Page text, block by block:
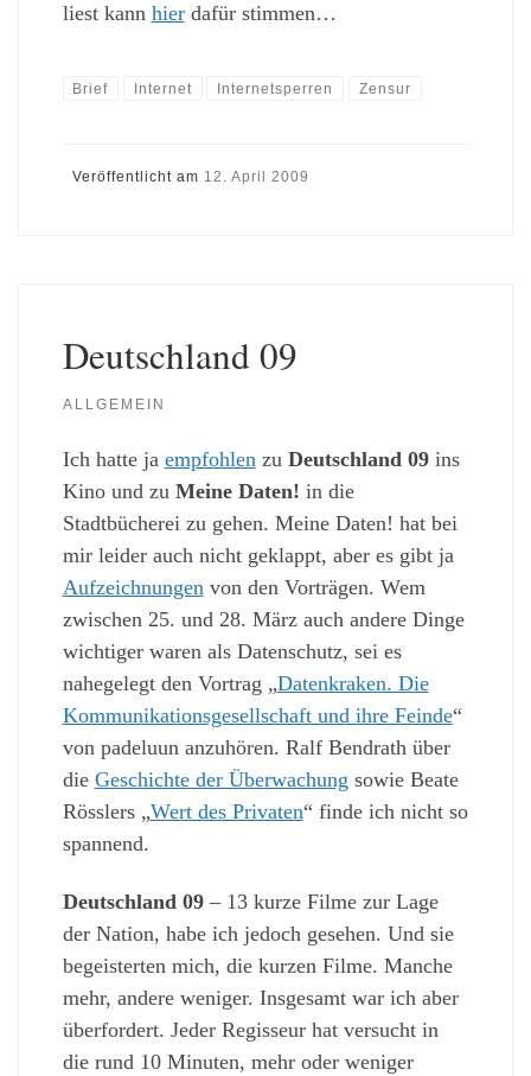
liest kann hierdafür stimmen…
Brief Internet Internetsperren Zensur
Veröffentlicht am 12. April 2009
Deutschland 09
ALLGEMEIN
Ich hatte ja empfohlen zu Deutschland 09ins
Kino und zu Meine Daten! in die
Stadtbücherei zu gehen. Meine Daten! hat bei
mir leider auch nicht geklappt, aber es gibt ja
Aufzeichnungen von den Vorträgen. Wem
zwischen 25. und 28. März auch andere Dinge
wichtiger waren als Datenschutz, sei es
nahegelegt den Vortrag „Datenkraken. Die
Kommunikationsgesellschaft und ihre Feinde“
von padeluun anzuhören. Ralf Bendrath über
die Geschichte der Überwachung sowie Beate
Rösslers „Wert des Privaten“ finde ich nicht so
spannend.
Deutschland 09– 13 kurze Filme zur Lage
der Nation, habe ich jedoch gesehen. Und sie
begeisterten mich, die kurzen Filme. Manche
mehr, andere weniger. Insgesamt war ich aber
überfordert. Jeder Regisseur hat versucht in
die rund 10 Minuten, mehr oder weniger